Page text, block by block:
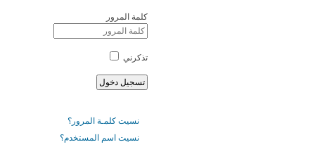
كلمة المرور
تذكرني
نسيت كلمـة المرور؟
نسيت اسم المستخدم؟